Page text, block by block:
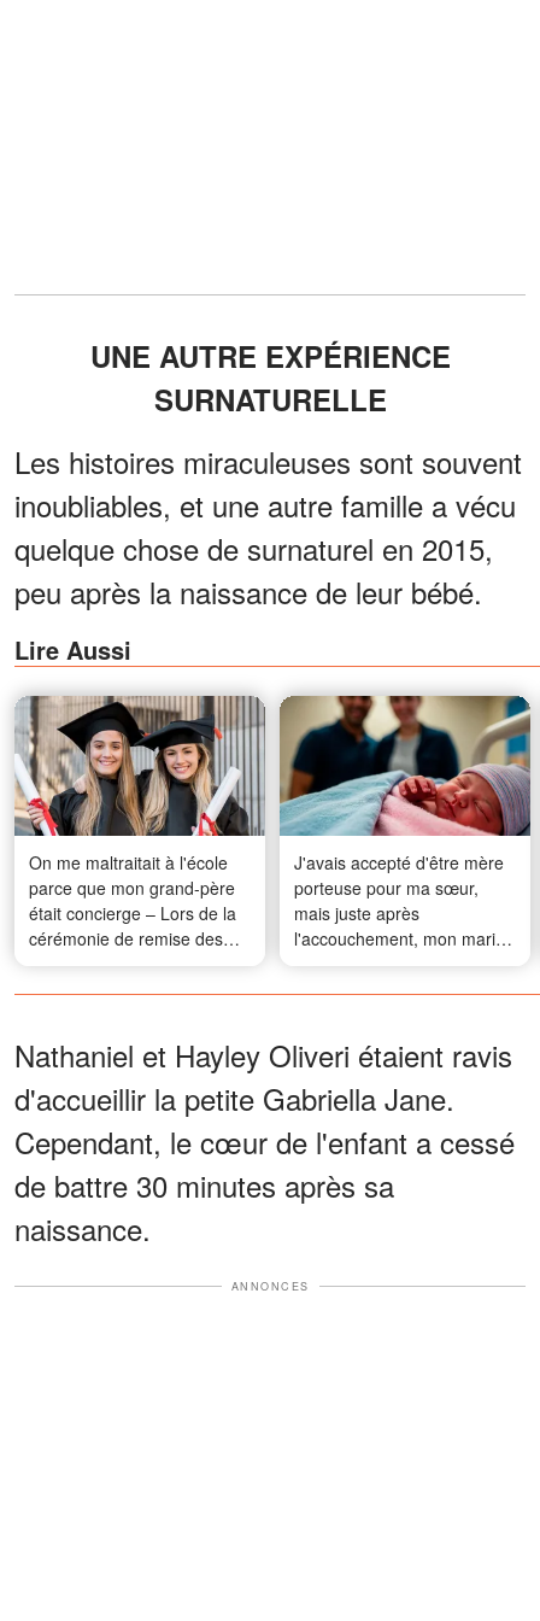
UNE AUTRE EXPÉRIENCE
SURNATURELLE
Les histoires miraculeuses sont souvent
inoubliables, et une autre famille a vécu
quelque chose de surnaturel en 2015,
peu après la naissance de leur bébé.
Lire Aussi
On me maltraitait à l'école
parce que mon grand-père
était concierge – Lors de la
cérémonie de remise des
diplômes, la fille la plus
populaire est montée sur
monde sans voix
J'avais accepté d'être mère
porteuse pour ma sœur,
mais juste après
l'accouchement, mon mari
m'a prise à part et m'a dit : «
S'il te plaît, ne lui donne pas
Nathaniel et Hayley Oliveri étaient ravis
d'accueillir la petite Gabriella Jane.
Cependant, le cœur de l'enfant a cessé
de battre 30 minutes après sa
naissance.
ANNONCES